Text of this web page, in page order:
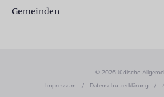
Gemeinden
© 2026 Jüdische
Impressum
/ Datenschutzerklärung /